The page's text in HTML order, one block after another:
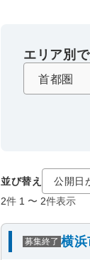
エリア別
並び替え
2件 1 〜 2件表示
募集終了 横